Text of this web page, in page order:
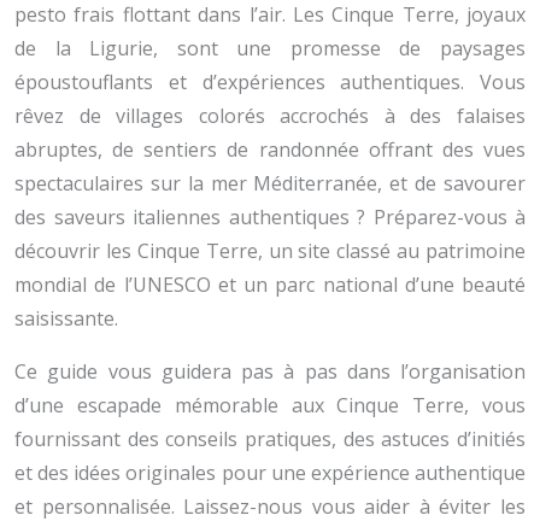
pesto frais flottant dans l’air. Les Cinque Terre, joyaux
de la Ligurie, sont une promesse de paysages
époustouflants et d’expériences authentiques. Vous
rêvez de villages colorés accrochés à des falaises
abruptes, de sentiers de randonnée offrant des vues
spectaculaires sur la mer Méditerranée, et de savourer
des saveurs italiennes authentiques ? Préparez-vous à
découvrir les Cinque Terre, un site classé au patrimoine
mondial de l’UNESCO et un parc national d’une beauté
saisissante.
Ce guide vous guidera pas à pas dans l’organisation
d’une escapade mémorable aux Cinque Terre, vous
fournissant des conseils pratiques, des astuces d’initiés
et des idées originales pour une expérience authentique
et personnalisée. Laissez-nous vous aider à éviter les